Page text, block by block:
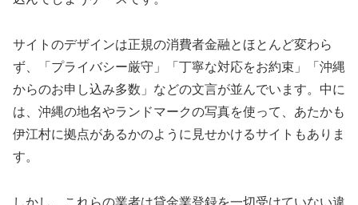
サイトのデザインは正規の消費者金融とほとんど変わら
ず、「プライバシー厳守」「丁寧な対応をお約束」「沖縄
からのお申し込み多数」などの文言が並んでいます。中に
は、沖縄の地名やランドマークの写真を使って、あたかも
伊江村に拠点があるかのように見せかけるサイトもありま
す。
しかし、これらの業者は貸金業登録を一切受けていない違